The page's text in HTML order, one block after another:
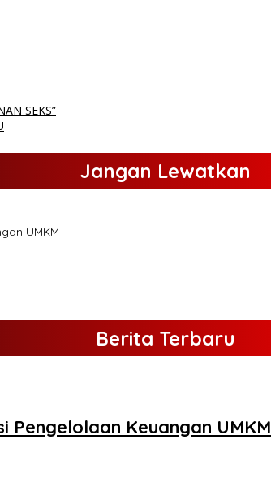
SEKS”
Jangan Lewatkan
UMKM
Berita Terbaru
Pengelolaan Keuangan UMKM